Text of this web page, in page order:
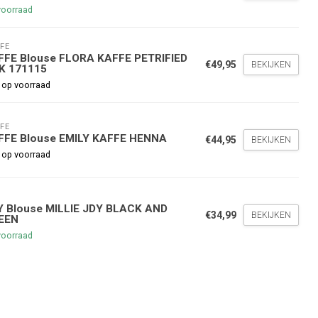
Blouse FLORA KAFFE PETRIFIED
171115
voorraad
€49,95 BEKIJKEN
Blouse EMILY KAFFE HENNA
voorraad
€44,95 BEKIJKEN
Blouse MILLIE JDY BLACK AND
€34,99 BEKIJKEN
bestelling
te blijven over onze
Inschrijven